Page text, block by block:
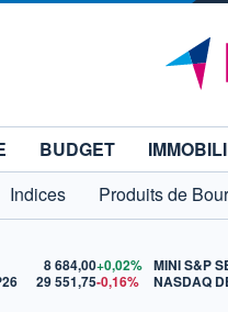
BUDGET
Indices Produits de
8 684,00+0,02%
29 551,75-0,16%
MINI S&P
NASDAQ